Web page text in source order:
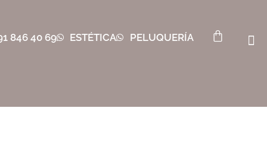
846 40 69 ESTÉTICA PELUQUERÍA